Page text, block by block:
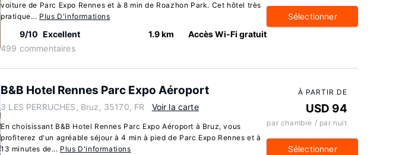
voiture de Parc Expo Rennes et à 8 min de Roazhon Park. Cet hôtel très
pratique... Plus D'informations
9/10 Excellent
499 commentaires
1.9 km Accès Wi-Fi gratuit
Sélectionner
B&B Hotel Rennes Parc Expo Aéroport
3 LES PERRUCHES, Bruz, 35170, FR Voir la carte
En choisissant B&B Hotel Rennes Parc Expo Aéroport à Bruz, vous
profiterez d'un agréable séjour à 4 min à pied de Parc Expo Rennes et à
13 minutes de... Plus D'informations
À PARTIR DE
USD 94
par chambre / par nuit
Sélectionner